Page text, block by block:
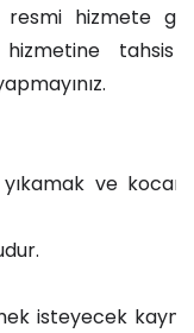
resmi hizmete
tahsis
yıkamak ve
isteyecek